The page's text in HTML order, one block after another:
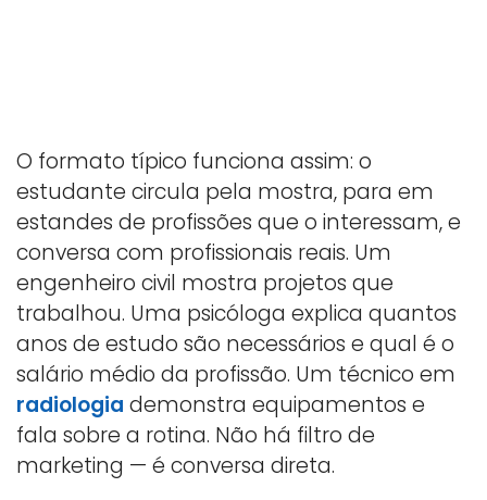
O formato típico funciona assim: o
estudante circula pela mostra, para em
estandes de profissões que o interessam, e
conversa com profissionais reais. Um
engenheiro civil mostra projetos que
trabalhou. Uma psicóloga explica quantos
anos de estudo são necessários e qual é o
salário médio da profissão. Um técnico em
radiologia demonstra equipamentos e
fala sobre a rotina. Não há filtro de
marketing — é conversa direta.